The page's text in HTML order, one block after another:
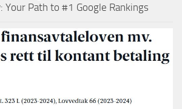
Your Path to #1 Google Rankings